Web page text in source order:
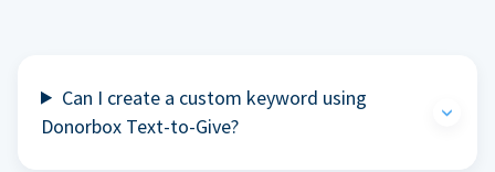
Can I create a custom keyword using
Donorbox Text-to-Give?